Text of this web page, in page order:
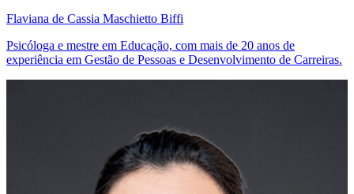
Flaviana de Cassia Maschietto Biffi
Psicóloga e mestre em Educação, com mais de 20 anos de
experiência em Gestão de Pessoas e Desenvolvimento de Carreiras.